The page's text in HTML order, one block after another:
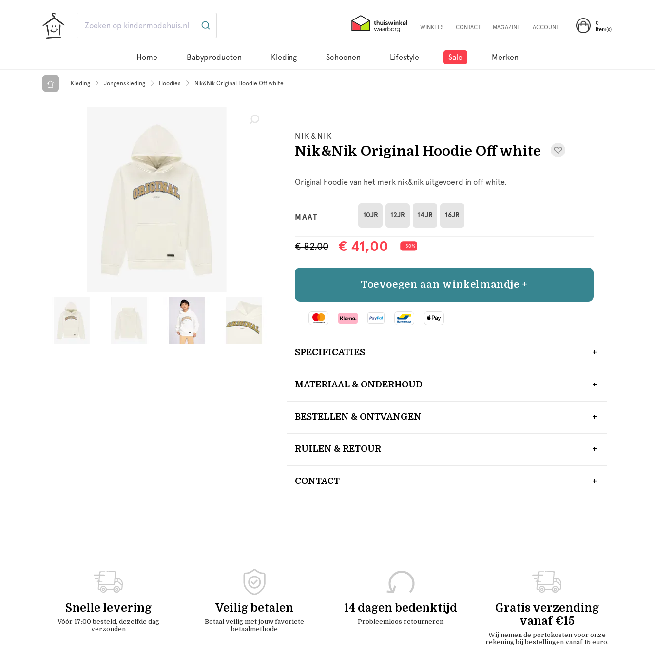
0
Item(s)
WINKELS CONTACT MAGAZINE ACCOUNT
Home Babyproducten Kleding Schoenen Lifestyle Sale Merken
Kleding Jongenskleding Hoodies Nik&Nik Original Hoodie Off white
NIK&NIK
Nik&Nik Original Hoodie Off white
Original hoodie van het merk nik&nik uitgevoerd in off white.
MAAT 10JR 12JR 14JR 16JR
€ 82,00 € 41,00 - 50%
Toevoegen aan winkelmandje +
SPECIFICATIES
MATERIAAL & ONDERHOUD
BESTELLEN & ONTVANGEN
RUILEN & RETOUR
CONTACT
Snelle levering
Vóór 17:00 besteld, dezelfde dag
verzonden
Veilig betalen
Betaal veilig met jouw favoriete
betaalmethode
14 dagen bedenktijd
Probleemloos retourneren
Gratis verzending
vanaf €15
Wij nemen de portokosten voor onze
rekening bij bestellingen vanaf 15 euro.